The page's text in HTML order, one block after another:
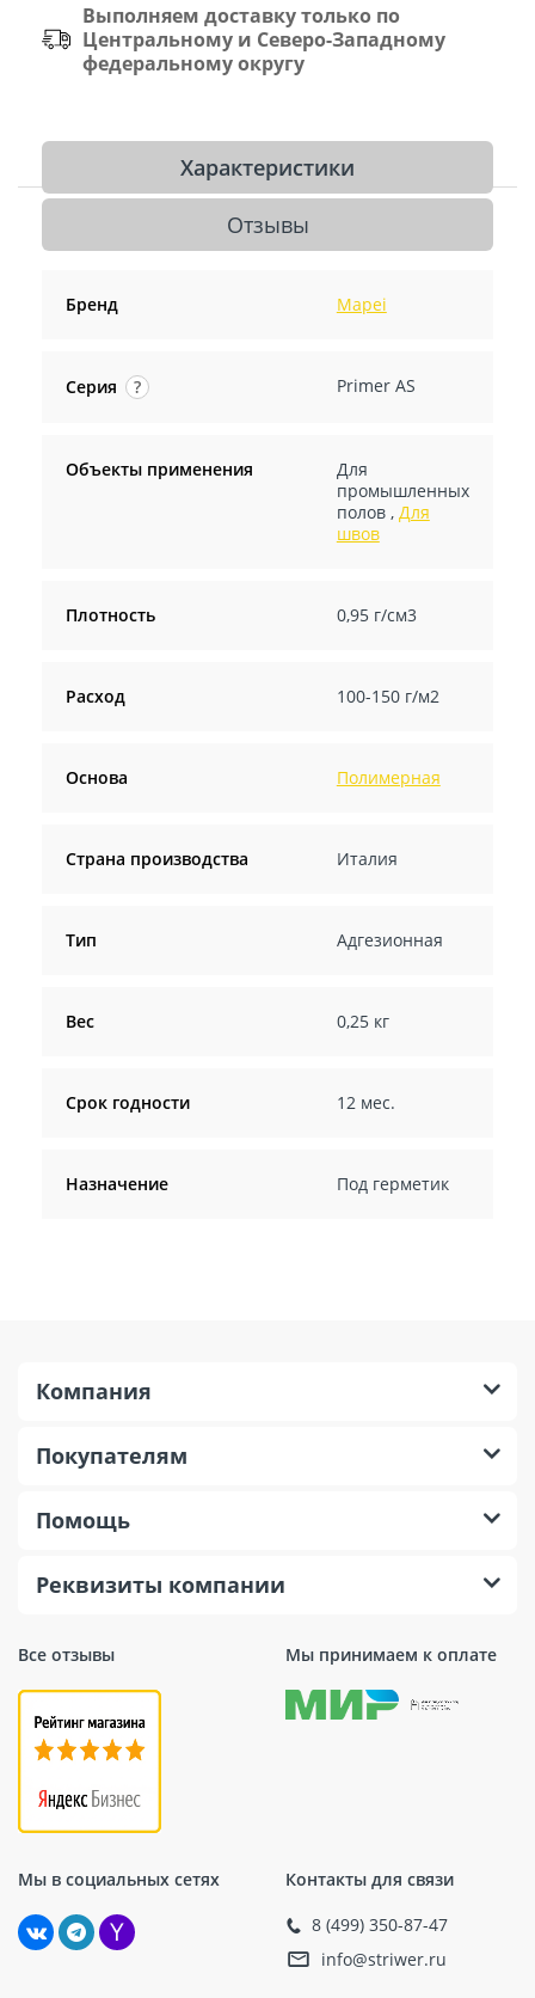
Выполняем доставку только по
Центральному и Северо-Западному
федеральному округу
Характеристики
Отзывы
Бренд Mapei
Серия ? Primer AS
Объекты применения
Для
промышленных
полов, Для
швов
Плотность 0,95 г/см3
Расход 100-150 г/м2
Основа Полимерная
Страна производства Италия
Тип Адгезионная
Вес 0,25 кг
Срок годности 12 мес.
Назначение Под герметик
Все отзывы Мы принимаем к оплате
Мы в социальных сетях Контакты для связи
8 (499) 350-87-47
info@striwer.ru
Компания
Покупателям
Помощь
Реквизиты компании